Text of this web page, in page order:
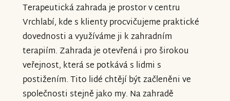
Terapeutická zahrada je prostor v centru
Vrchlabí, kde s klienty procvičujeme praktické
dovednosti a využíváme ji k zahradním
terapiím. Zahrada je otevřená i pro širokou
veřejnost, která se potkává s lidmi s
postižením. Tito lidé chtějí být začleněni ve
společnosti stejně jako my. Na zahradě